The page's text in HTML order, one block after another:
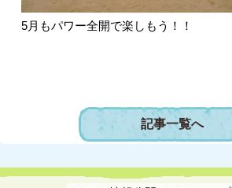
5月もパワー全開で楽しもう！！
記事一覧へ